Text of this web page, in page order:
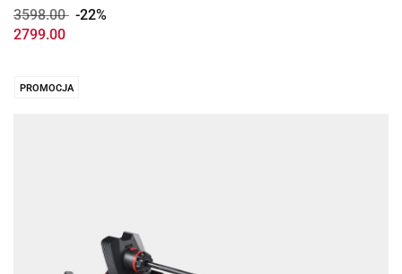
3598.00 -22%
2799.00
PROMOCJA